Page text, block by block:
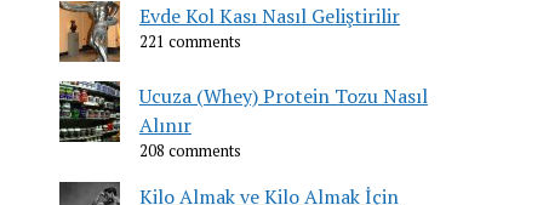
Evde Kol Kası Nasıl Geliştirilir
221 comments
Ucuza (Whey) Protein Tozu Nasıl
Alınır
208 comments
Kilo Almak ve Kilo Almak İçin